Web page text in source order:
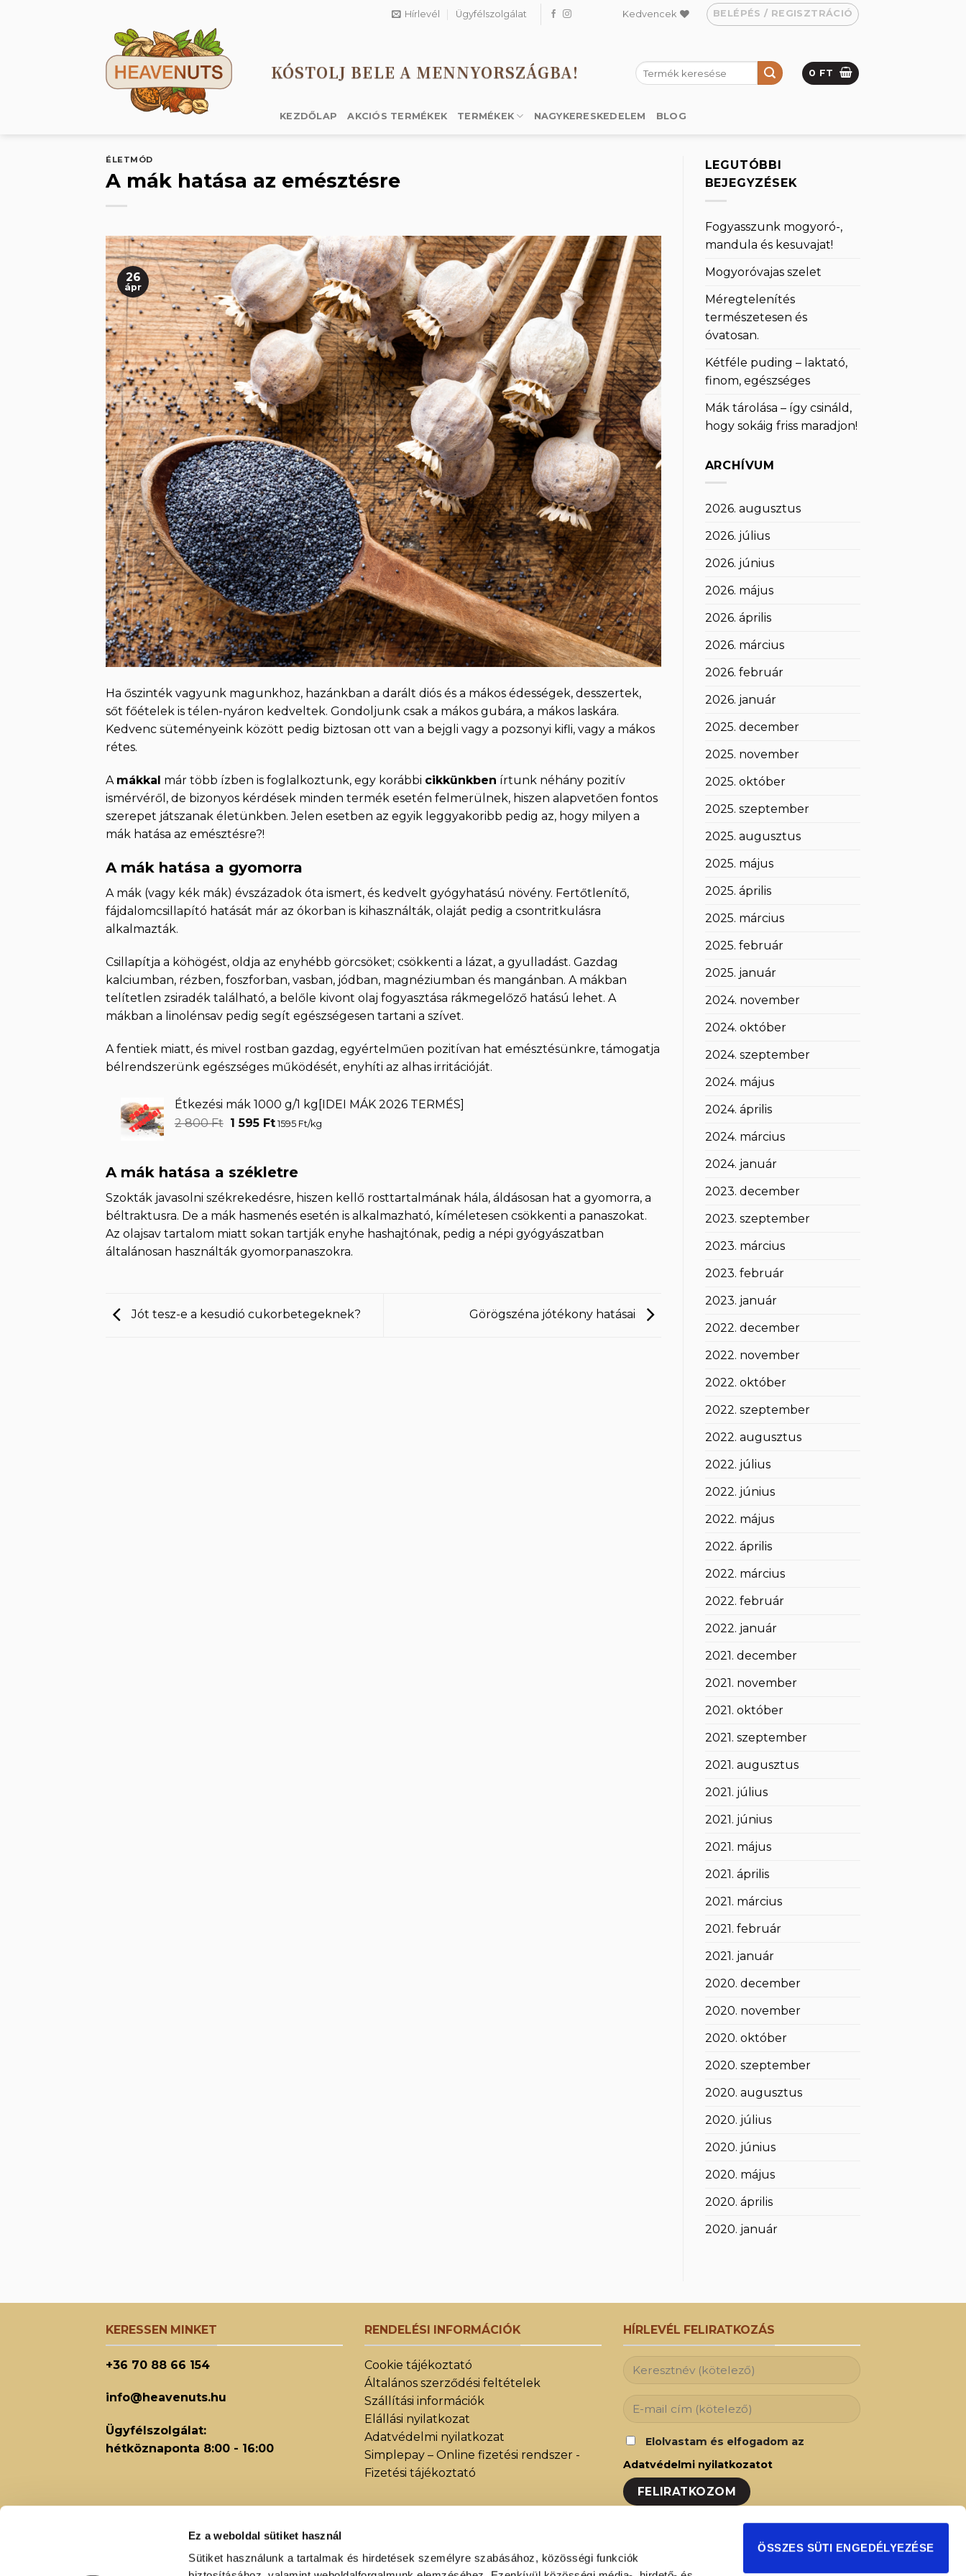
Ez a weboldal sütiket használ
Sütiket használunk a tartalmak és hirdetések személyre szabásához, közösségi funkciók
ÖSSZES SÜTI ENGEDÉLYEZÉSE
Hírlevél Ügyfélszolgálat Kedvencek BELÉPÉS / REGISZTRÁCIÓ
KÓSTOLJ BELE A MENNYORSZÁGBA!
Keresés
a
0 FT
KEZDŐLAP AKCIÓS TERMÉKEK TERMÉKEK NAGYKERESKEDELEM BLOG
ÉLETMÓD
A mák hatása az emésztésre
26
ápr
Ha őszinték vagyunk magunkhoz, hazánkban a darált diós és a mákos édességek, desszertek,
sőt főételek is télen-nyáron kedveltek. Gondoljunk csak a mákos gubára, a mákos laskára.
Kedvenc süteményeink között pedig biztosan ott van a bejgli vagy a pozsonyi kifli, vagy a mákos
rétes.
A mákkal már több ízben is foglalkoztunk, egy korábbi cikkünkben írtunk néhány pozitív
ismérvéről, de bizonyos kérdések minden termék esetén felmerülnek, hiszen alapvetően fontos
szerepet játszanak életünkben. Jelen esetben az egyik leggyakoribb pedig az, hogy milyen a
mák hatása az emésztésre?!
A mák hatása a gyomorra
A mák (vagy kék mák) évszázadok óta ismert, és kedvelt gyógyhatású növény. Fertőtlenítő,
fájdalomcsillapító hatását már az ókorban is kihasználták, olaját pedig a csontritkulásra
alkalmazták.
Csillapítja a köhögést, oldja az enyhébb görcsöket; csökkenti a lázat, a gyulladást. Gazdag
kalciumban, rézben, foszforban, vasban, jódban, magnéziumban és mangánban. A mákban
telítetlen zsiradék található, a belőle kivont olaj fogyasztása rákmegelőző hatású lehet. A
mákban a linolénsav pedig segít egészségesen tartani a szívet.
A fentiek miatt, és mivel rostban gazdag, egyértelműen pozitívan hat emésztésünkre, támogatja
bélrendszerünk egészséges működését, enyhíti az alhas irritációját.
Étkezési mák 1000 g/1 kg[IDEI MÁK 2026 TERMÉS]
2 800Ft Original
2
1 595 FtCurrent
1
1595 Ft/kg
A mák hatása a székletre
Szokták javasolni székrekedésre, hiszen kellő rosttartalmának hála, áldásosan hat a gyomorra, a
béltraktusra. De a mák hasmenés esetén is alkalmazható, kíméletesen csökkenti a panaszokat.
Az olajsav tartalom miatt sokan tartják enyhe hashajtónak, pedig a népi gyógyászatban
általánosan használták gyomorpanaszokra.
Jót tesz-e a kesudió cukorbetegeknek? Görögszéna jótékony hatásai
LEGUTÓBBI
BEJEGYZÉSEK
Fogyasszunk mogyoró-,
mandula és kesuvajat!
Mogyoróvajas szelet
Méregtelenítés
természetesen és
óvatosan.
Kétféle puding – laktató,
finom, egészséges
Mák tárolása – így csináld,
hogy sokáig friss maradjon!
ARCHÍVUM
2026. augusztus
2026. július
2026. június
2026. május
2026. április
2026. március
2026. február
2026. január
2025. december
2025. november
2025. október
2025. szeptember
2025. augusztus
2025. május
2025. április
2025. március
2025. február
2025. január
2024. november
2024. október
2024. szeptember
2024. május
2024. április
2024. március
2024. január
2023. december
2023. szeptember
2023. március
2023. február
2023. január
2022. december
2022. november
2022. október
2022. szeptember
2022. augusztus
2022. július
2022. június
2022. május
2022. április
2022. március
2022. február
2022. január
2021. december
2021. november
2021. október
2021. szeptember
2021. augusztus
2021. július
2021. június
2021. május
2021. április
2021. március
2021. február
2021. január
2020. december
2020. november
2020. október
2020. szeptember
2020. augusztus
2020. július
2020. június
2020. május
2020. április
2020. január
KERESSEN MINKET
+36 70 88 66 154
info@heavenuts.hu
Ügyfélszolgálat:
hétköznaponta 8:00 - 16:00
RENDELÉSI INFORMÁCIÓK
Cookie tájékoztató
Általános szerződési feltételek
Szállítási információk
Elállási nyilatkozat
Adatvédelmi nyilatkozat
Simplepay – Online fizetési rendszer -
Fizetési tájékoztató
HÍRLEVÉL FELIRATKOZÁS
Elolvastam és elfogadom az
Adatvédelmi nyilatkozatot
Iratkozzon fel hírlevelünkre és Ön is az elsők
között fog értesülni legújabb akcióinkról,